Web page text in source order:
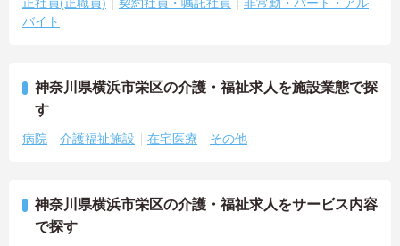
バイト
神奈川県横浜市栄区の介護・福祉求人を施設業態で探
す
病院 介護福祉施設 在宅医療 その他
神奈川県横浜市栄区の介護・福祉求人をサービス内容
で探す